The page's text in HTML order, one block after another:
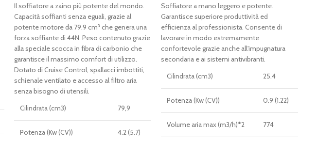
prezzo
originale
era:
€ 995,00.
prezzo
attuale
è:
€ 875,00.
Il soffiatore a zaino più potente del mondo.
Capacità soffianti senza eguali, grazie al
potente motore da 79.9 cm³ che genera una
forza soffiante di 44N. Peso contenuto grazie
alla speciale scocca in fibra di carbonio che
garantisce il massimo comfort di utilizzo.
Dotato di Cruise Control, spallacci imbottiti,
schienale ventilato e accesso al filtro aria
senza bisogno di utensili.
Cilindrata (cm3)
79,9
Potenza (Kw (CV)) 4.2 (5.7)
prezzo
originale
era:
€ 439,00.
prezzo
attuale
è:
€ 369,00.
Soffiatore a mano leggero e potente.
Garantisce superiore produttività ed
efficienza al professionista. Consente di
lavorare in modo estremamente
confortevole grazie anche all'impugnatura
secondaria e ai sistemi antivibranti.
Cilindrata (cm3)
25.4
Potenza (Kw (CV)) 0.9 (1.22)
Volume aria max (m3/h)*2 774